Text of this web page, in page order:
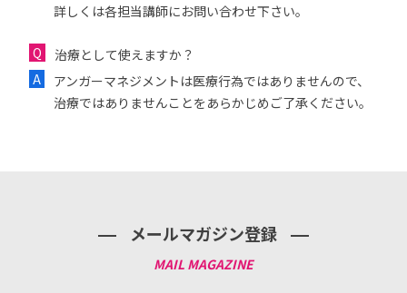
詳しくは各担当講師にお問い合わせ下さい。
治療として使えますか？
アンガーマネジメントは医療行為ではありませんので、
治療ではありませんことをあらかじめご了承ください。
メールマガジン登録